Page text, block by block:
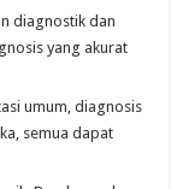
diagnostik dan
yang akurat
umum, diagnosis
semua dapat